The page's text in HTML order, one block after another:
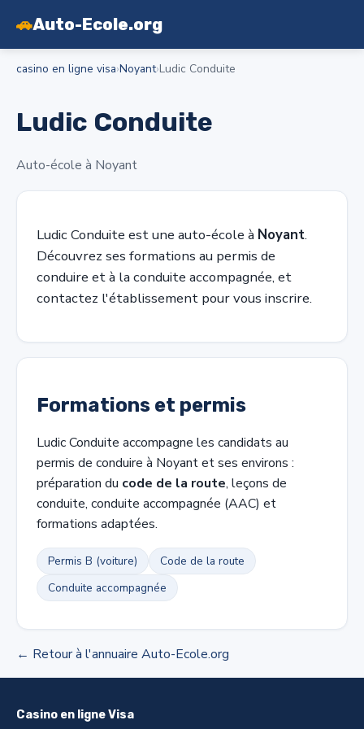
🚗Auto-Ecole.org
casino en ligne visa›Noyant›Ludic Conduite
Ludic Conduite
Auto-école à Noyant
Ludic Conduite est une auto-école à Noyant.
Découvrez ses formations au permis de
conduire et à la conduite accompagnée, et
contactez l'établissement pour vous inscrire.
Formations et permis
Ludic Conduite accompagne les candidats au
permis de conduire à Noyant et ses environs :
préparation du code de la route, leçons de
conduite, conduite accompagnée (AAC) et
formations adaptées.
Permis B (voiture)
Code de la route
Conduite accompagnée
← Retour à l'annuaire Auto-Ecole.org
Casino en ligne Visa